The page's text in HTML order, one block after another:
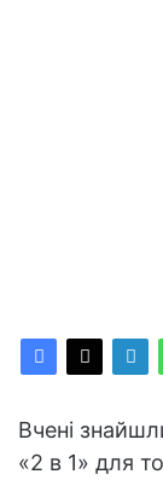
Вчені
«2 в 1» для